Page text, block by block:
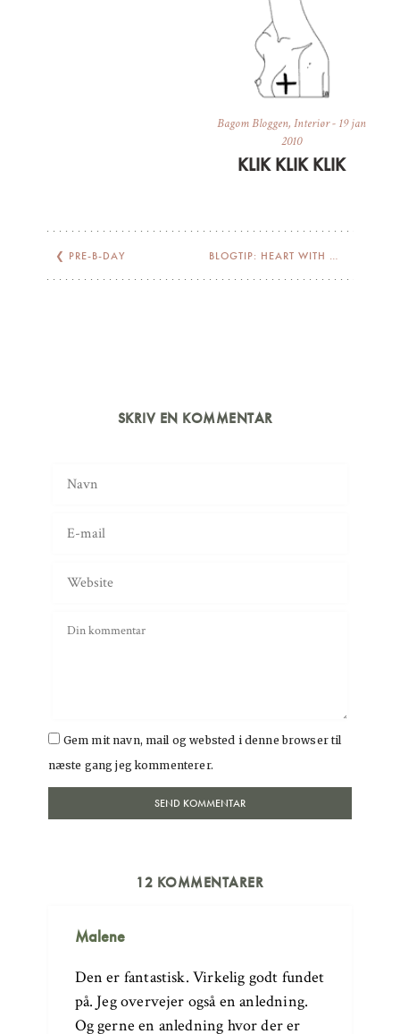
Bagom Bloggen,Interiør- 19 jan
2010
KLIK KLIK KLIK
❮ PRE-B-DAY BLOGTIP: HEART WITH COMPANION
SKRIV EN KOMMENTAR
Gem mit navn, mail og websted i denne browser til
næste gang jeg kommenterer.
12 KOMMENTARER
Malene
Den er fantastisk. Virkelig godt fundet
på. Jeg overvejer også en anledning.
Og gerne en anledning hvor der er